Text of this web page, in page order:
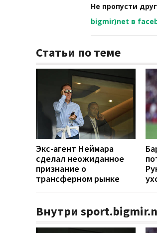
Не пропусти
bigmir)net в
Статьи по теме
Экс-агент Неймара
сделал неожиданное
признание о
трансферном рынке
Внутри